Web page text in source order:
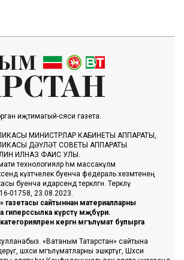
иҗтимагый-сәяси газета.
МИНИСТРЛАР КАБИНЕТЫ АППАРАТЫ,
ДӘҮЛӘТ СОВЕТЫ АППАРАТЫ.
ИЛНАЗ ФАИС УЛЫ.
технологияләр һәм массакүләм
күзәтчелек буенча федераль хезмәтенең
буенча идарәсендә теркәлгән. Теркәлү
01758, 23.08.2023.
газетасы сайтыннан материалларны
гиперссылка күрсәтү мәҗбүри.
кергән мәгълүмат булырга
«Ватаным Татарстан» сайтына
шәхси мәгълүматларны эшкәртүгә, Шәхси